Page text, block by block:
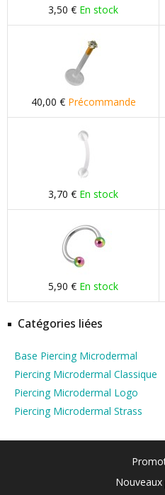
3,50 € En stock
40,00 € Précommande
3,70 € En stock
5,90 € En stock
Catégories liées
Base Piercing Microdermal
Piercing Microdermal Classique
Piercing Microdermal Logo
Piercing Microdermal Strass